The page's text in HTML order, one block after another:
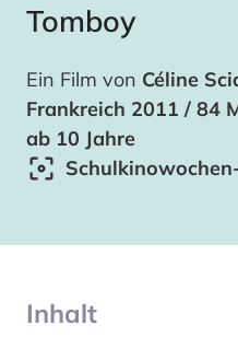
Tomboy
Ein Film von Céline
Frankreich 2011 / 84
ab 10 Jahre
Inhalt